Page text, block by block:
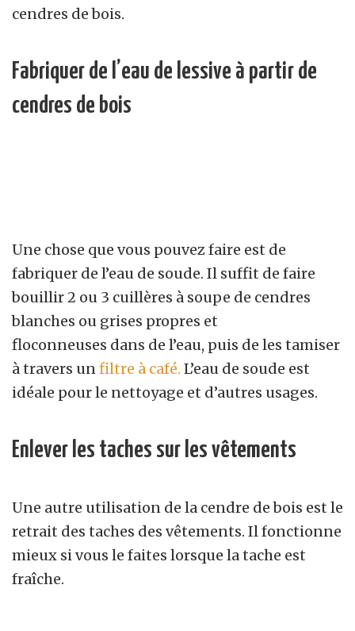
cendres de bois.
Fabriquer de l’eau de lessive à partir de
cendres de bois
Une chose que vous pouvez faire est de
fabriquer de l’eau de soude. Il suffit de faire
bouillir 2 ou 3 cuillères à soupe de cendres
blanches ou grises propres et
floconneuses dans de l’eau, puis de les tamiser
à travers unfiltre à café. L’eau de soude est
idéale pour le nettoyage et d’autres usages.
Enlever les taches sur les vêtements
Une autre utilisation de la cendre de bois est le
retrait des taches des vêtements. Il fonctionne
mieux si vous le faites lorsque la tache est
fraîche.